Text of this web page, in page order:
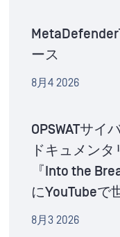
ース
8月4 2026
OPSWATサイ
ドキュメン
『Into the
にYouTubeで
8月3 2026